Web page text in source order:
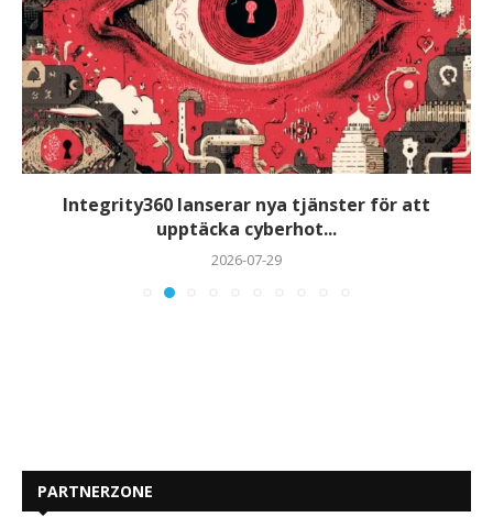
Integrity360 lanserar nya tjänster för att
upptäcka cyberhot...
2026-07-29
PARTNERZONE